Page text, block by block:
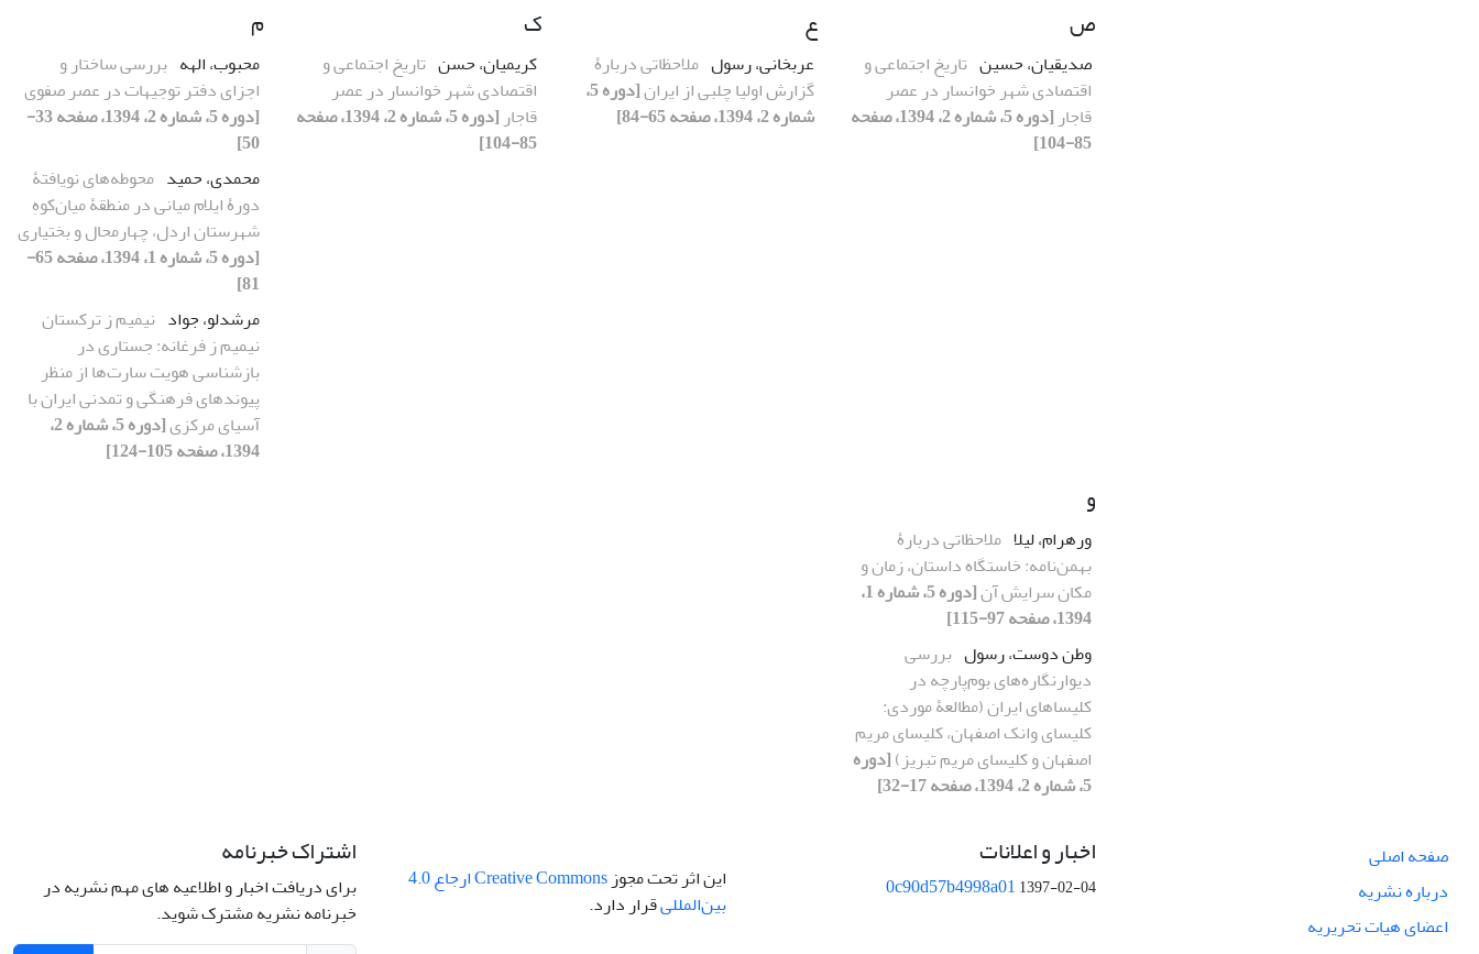
ص
صدیقیان، حسین تاریخ اجتماعی و
اقتصادی شهر خوانسار در عصر
قاجار
[دوره 5، شماره 2، 1394، صفحه
85-104]
ع
عربخانی، رسول ملاحظاتی دربارۀ
گزارش اولیا چلبی از ایران
[دوره 5،
شماره 2، 1394، صفحه 65-84]
ک
کریمیان، حسن تاریخ اجتماعی و
اقتصادی شهر خوانسار در عصر
قاجار
[دوره 5، شماره 2، 1394، صفحه
85-104]
م
محبوب، الهه بررسی ساختار و
اجزای دفتر توجیهات در عصر صفوی
[دوره 5، شماره 2، 1394، صفحه 33-
50]
محمدی، حمید محوطه‌های نویافتۀ
دورۀ ایلام میانی در منطقۀ میان‌کوهِ
شهرستان اردل، چهارمحال و بختیاری
[دوره 5، شماره 1، 1394، صفحه 65-
81]
مرشدلو، جواد نیمیم ز ترکستان
نیمیم ز فرغانه: جستاری در
بازشناسی هویت سارت‌ها از منظر
پیوندهای فرهنگی و تمدنی ایران با
آسیای مرکزی
[دوره 5، شماره 2،
1394، صفحه 105-124]
و
ورهرام، لیلا ملاحظاتی دربارۀ
بهمن‌نامه: خاستگاه داستان، زمان و
مکان سرایش آن
[دوره 5، شماره 1،
1394، صفحه 97-115]
وطن دوست، رسول بررسی
دیوارنگاره‌های بوم‌پارچه‌ در
کلیساهای ایران (مطالعۀ موردی:
کلیسای وانک اصفهان، کلیسای مریم
اصفهان و کلیسای مریم تبریز)[دوره
5، شماره 2، 1394، صفحه 17-32]
صفحه اصلی
درباره نشریه
اعضای هیات تحریریه
اخبار و اعلانات
0c90d57b4998a011397-02-04 این اثر تحت مجوز
Creative Commons ارجاع 4.0
بین‌المللیقرار دارد.
اشتراک خبرنامه
برای دریافت اخبار و اطلاعیه های مهم نشریه در
خبرنامه نشریه مشترک شوید.